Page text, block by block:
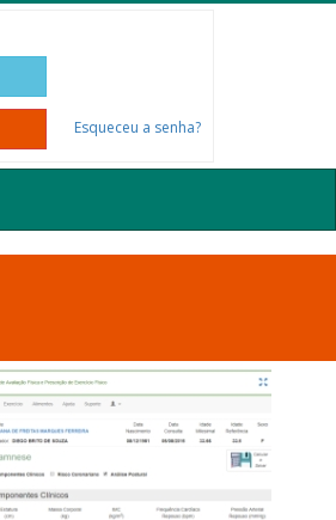
Esqueceu a senha?